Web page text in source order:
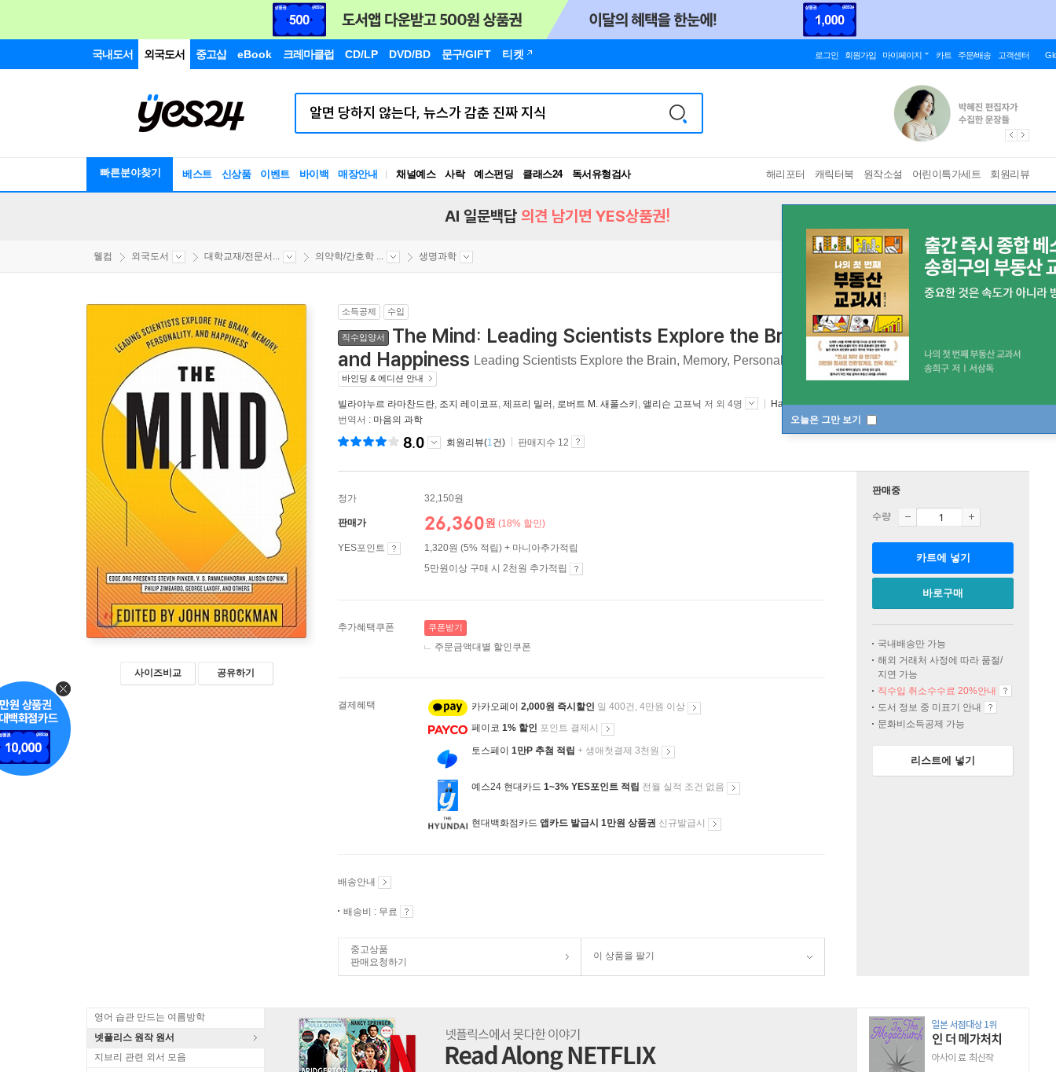
국내도서 외국도서 중고샵 eBook 크레마클럽 CD/LP DVD/BD 문구/GIFT 티켓 로그인 회원가입 마이페이지 카트 주문/배송 고객센터
빠른분야찾기 베스트 신상품 이벤트 바이백 매장안내 채널예스 사락 예스펀딩 클래스24
독서유형검사
RBTI Lab
해리포터 캐릭터북 원작소설 어린이특가세트 회원리뷰
오늘은 그만 보기
AI 일문백답 의견 남기면 YES상품권!
웰컴 외국도서 대학교재/전문서... 의약학/간호학 ... 생명과학
사이즈비교 공유하기
소득공제 수입
직수입양서
The Mind: Leading Scientists Explore the Brain, Memory, Personality,
and Happiness Leading Scientists Explore the Brain, Memory, Personality, and Happiness[ Paperback ]
바인딩 & 에디션 안내
빌라야누르 라마찬드란, 조지 레이코프, 제프리 밀러 , 로버트 M. 새폴스키 , 앨리슨 고프닉 저 외 4명 Harper Perennial
2011년 08월 16일
번역서 : 마음의 과학
8.0 회원리뷰(1건) 판매지수 12
정가 32,150원
판매가 26,360원 (18% 할인)
YES포인트
1,320원 (5% 적립) + 마니아추가적립
5만원이상 구매 시 2천원 추가적립
추가혜택쿠폰 쿠폰받기
주문금액대별 할인쿠폰
결제혜택 카카오페이 2,000원 즉시할인 일 400건, 4만원 이상
페이코 1% 할인 포인트 결제시
토스페이 1만P 추첨 적립 + 생애첫결제 3천원
예스24 현대카드 1~3% YES포인트 적립 전월 실적 조건 없음
현대백화점카드 앱카드 발급시 1만원 상품권 신규발급시
배송안내
배송비 : 무료
중고상품
판매요청하기
이 상품을 팔기
판매중
수량
카트에 넣기
바로구매
국내배송만 가능
해외 거래처 사정에 따라 품절/
지연 가능
직수입 취소수수료 20%안내
도서 정보 중 미표기 안내
문화비소득공제 가능
리스트에 넣기
영어 습관 만드는 여름방학
넷플리스 원작 원서
지브리 관련 외서 모음